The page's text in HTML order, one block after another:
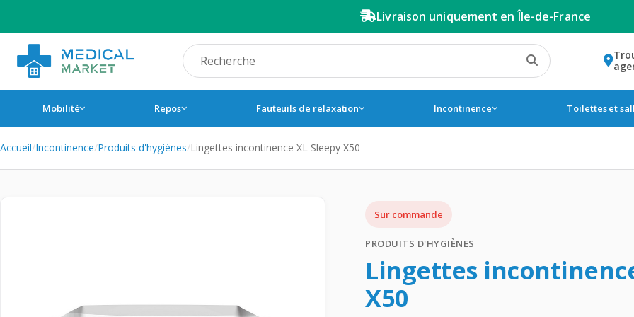
Livraison uniquement en Île-de-France
Recherche produit
Mobilité Repos Fauteuils de relaxation Incontinence Toilettes et
Accueil/Incontinence/Produits d'hygiènes/Lingettes incontinence XL Sleepy X50
Sur commande
PRODUITS D'HYGIÈNES
Lingettes
X50